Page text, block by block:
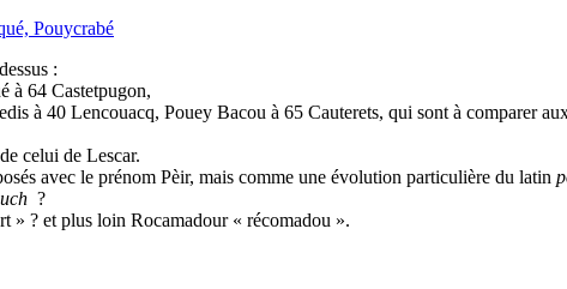
Pouycrabé
:
à 64 Castetpugon,
à 40 Lencouacq, Pouey Bacou à 65 Cauterets, qui sont à comparer
celui de Lescar.
avec le prénom Pèir, mais comme une évolution particulière du latin
?
» ? et plus loin Rocamadour « récomadou ».